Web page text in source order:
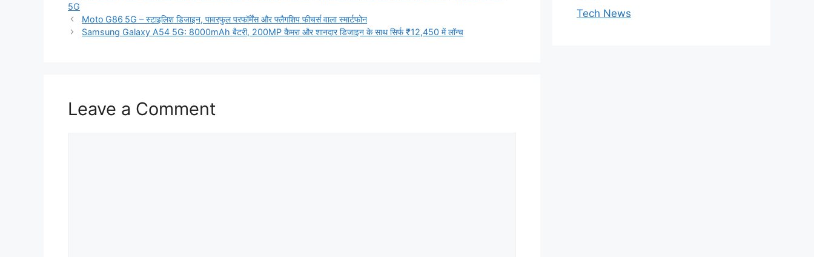
5G
Moto G86 5G – स्टाइलिश डिजाइन, पावरफुल परफॉर्मेंस और फ्लैगशिप फीचर्स वाला स्मार्टफोन
Samsung Galaxy A54 5G: 8000mAh बैटरी, 200MP कैमरा और शानदार डिजाइन के साथ सिर्फ ₹12,450 में लॉन्च
Leave a Comment
Tech News